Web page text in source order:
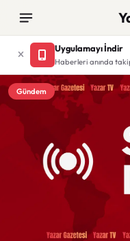
Uygulamayı İndir
Haberleri anında
Gündem